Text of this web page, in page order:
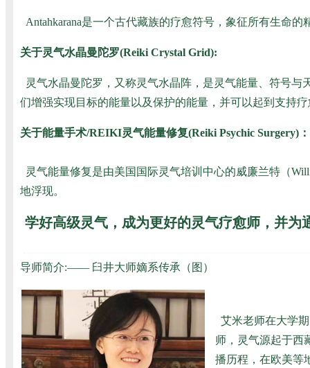
Antahkarana是一个古代藏族的疗愈符号，象征所有生命
关于灵气水晶曼陀罗(Reiki Crystal Grid):
灵气水晶曼陀罗，又称灵气水晶阵，是灵气能量、符号
们增强实现目标的能量以及保护的能量，并可以起到支持
关于能量手术/REIKI灵气能量修复(Reiki Psychic Surgery)：
灵气能量修复是由美国国际灵气培训中心的威廉兰特（
地浮现。
学好高级灵气，成为更好的灵气疗愈师，并
导师简介:—— 臼井大师嫡系传承（图）
艾米老师在大学
师，灵气源起于西
播历程，在欧美等